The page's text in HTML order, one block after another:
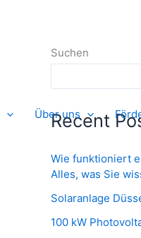
Über uns
Suchen
Recent
Wie funktioniert
Alles, was Sie
Solaranlage
100 kW